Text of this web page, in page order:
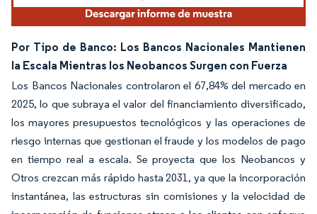
Por Tipo de Banco: Los Bancos Nacionales Mantienen
la Escala Mientras los Neobancos Surgen con Fuerza
Los Bancos Nacionales controlaron el 67,84% del mercado en
2025, lo que subraya el valor del financiamiento diversificado,
los mayores presupuestos tecnológicos y las operaciones de
riesgo internas que gestionan el fraude y los modelos de pago
en tiempo real a escala. Se proyecta que los Neobancos y
Otros crezcan más rápido hasta 2031, ya que la incorporación
instantánea, las estructuras sin comisiones y la velocidad de